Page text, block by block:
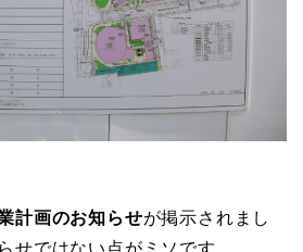
計画のお知らせが掲示されまし
せではない点がミソです。